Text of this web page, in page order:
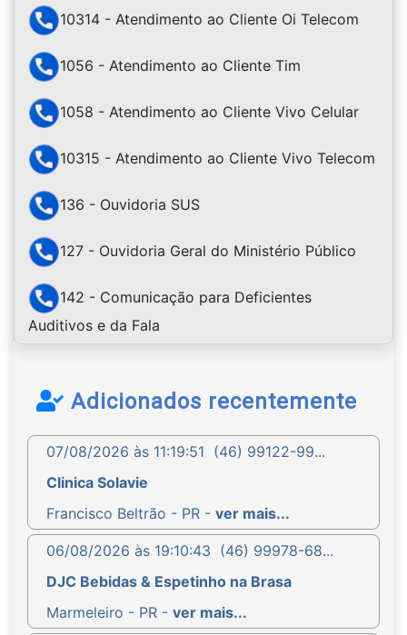
10314 - Atendimento ao Cliente Oi Telecom
1056 - Atendimento ao Cliente Tim
1058 - Atendimento ao Cliente Vivo Celular
10315 - Atendimento ao Cliente Vivo Telecom
136 - Ouvidoria SUS
127 - Ouvidoria Geral do Ministério Público
142 - Comunicação para Deficientes
Auditivos e da Fala
Adicionados recentemente
07/08/2026 às 11:19:51 (46) 99122-99...
Clinica Solavie
Francisco Beltrão - PR - ver mais...
06/08/2026 às 19:10:43 (46) 99978-68...
DJC Bebidas & Espetinho na Brasa
Marmeleiro - PR - ver mais...